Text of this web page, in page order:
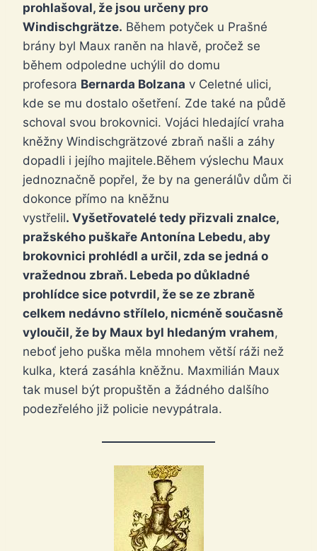
prohlašoval, že jsou určeny pro
Windischgrätze. Během potyček u Prašné
brány byl Maux raněn na hlavě, pročež se
během odpoledne uchýlil do domu
profesora Bernarda Bolzana v Celetné ulici,
kde se mu dostalo ošetření. Zde také na půdě
schoval svou brokovnici. Vojáci hledající vraha
kněžny Windischgrätzové zbraň našli a záhy
dopadli i jejího majitele.Během výslechu Maux
jednoznačně popřel, že by na generálův dům či
dokonce přímo na kněžnu
vystřelil. Vyšetřovatelé tedy přizvali znalce,
pražského puškaře Antonína Lebedu, aby
brokovnici prohlédl a určil, zda se jedná o
vražednou zbraň. Lebeda po důkladné
prohlídce sice potvrdil, že se ze zbraně
celkem nedávno střílelo, nicméně současně
vyloučil, že by Maux byl hledaným vrahem,
neboť jeho puška měla mnohem větší ráži než
kulka, která zasáhla kněžnu. Maxmilián Maux
tak musel být propuštěn a žádného dalšího
podezřelého již policie nevypátrala.